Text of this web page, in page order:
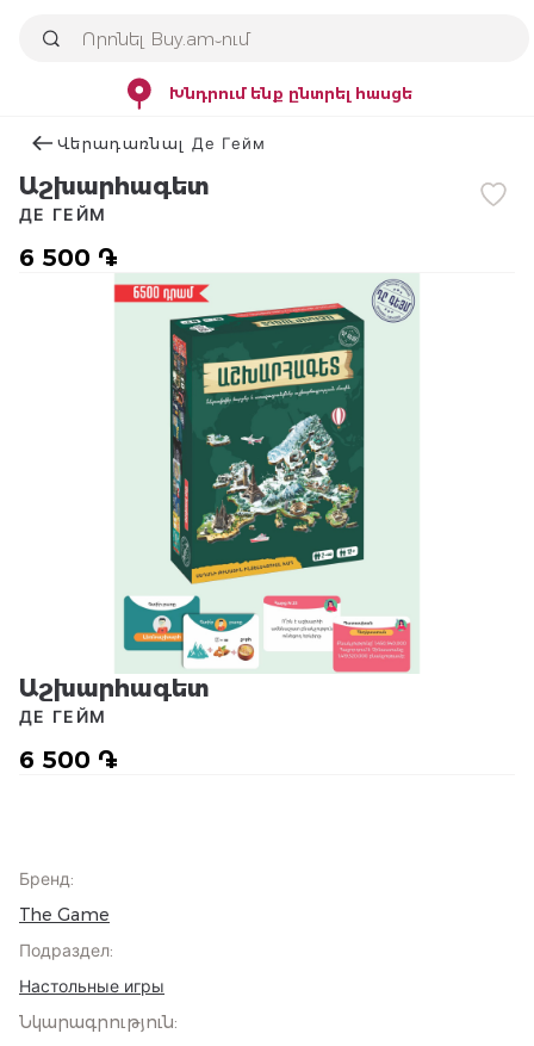
Խնդրում ենք ընտրել հասցե
Վերադառնալ Де Гейм
Աշխարհագետ
6 500 ֏
ДЕ ГЕЙМ
Աշխարհագետ
6 500 ֏
ДЕ ГЕЙМ
Бренд:
The Game
Подраздел:
Настольные игры
Նկարագրություն: